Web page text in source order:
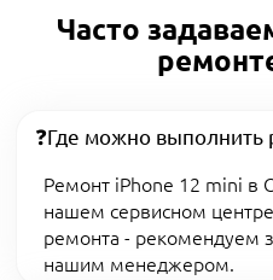
Часто
❓Где можно выполнить
Ремонт iPhone 12 mini в
нашем сервисном
ремонта - рекомендуем
нашим менеджером.